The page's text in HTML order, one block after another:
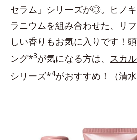
セラム」シリーズが◎。ヒノ
ラニウムを組み合わせた、リ
しい香りもお気に入りです！
ング*3が気になる方は、 スカ
シリーズ*4がおすすめ！（清水